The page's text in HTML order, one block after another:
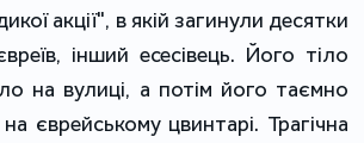
акції", в якій загинули десятки
інший есесівець. Його тіло
на вулиці, а потім його таємно
єврейському цвинтарі. Трагічна